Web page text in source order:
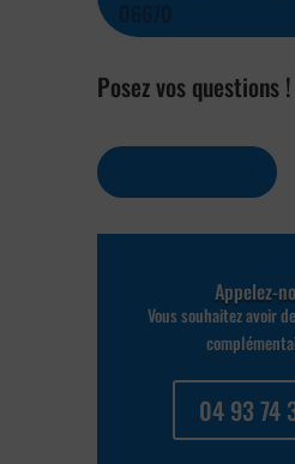
Posez vos questions !
Appelez-
Vous souhaitez avoir
04 93 74